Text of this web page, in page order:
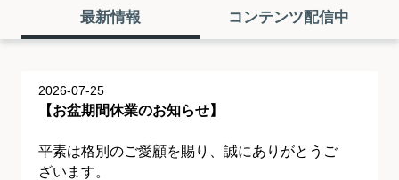
最新情報 コンテンツ配信中
2026-07-25
【お盆期間休業のお知らせ】
平素は格別のご愛顧を賜り、誠にありがとうご
ざいます。